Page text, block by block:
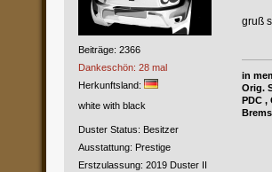
Beiträge: 2366
Dankeschön: 28 mal
Herkunftsland:
white with black
Duster Status: Besitzer
Ausstattung: Prestige
Erstzulassung: 2019 Duster II
gruß
in
Orig.
PDC